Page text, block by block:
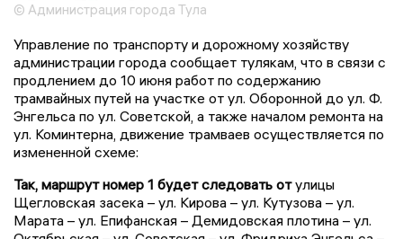
© Администрация города Тула
Управление по транспорту и дорожному хозяйству
администрации города сообщает тулякам, что в связи с
продлением до 10 июня работ по содержанию
трамвайных путей на участке от ул. Оборонной до ул. Ф.
Энгельса по ул. Советской, а также началом ремонта на
ул. Коминтерна, движение трамваев осуществляется по
измененной схеме:
Так, маршрут номер 1 будет следовать отулицы
Щегловская засека – ул. Кирова – ул. Кутузова – ул.
Марата – ул. Епифанская – Демидовская плотина – ул.